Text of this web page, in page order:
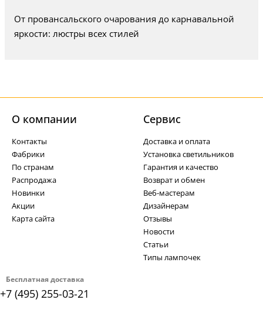
От провансальского очарования до карнавальной
яркости: люстры всех стилей
Бесплатная доставка
+7 (495) 255-03-21
О компании
Контакты
Фабрики
По странам
Распродажа
Новинки
Акции
Карта сайта
Cервис
Доставка и оплата
Установка светильников
Гарантия и качество
Возврат и обмен
Веб-мастерам
Дизайнерам
Отзывы
Новости
Статьи
Типы лампочек